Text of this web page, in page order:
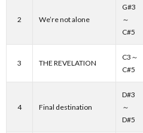
2 We’re not alone
G#3
～
C#5
3 THE REVELATION
C3～
C#5
4 Final destination
D#3
～
D#5